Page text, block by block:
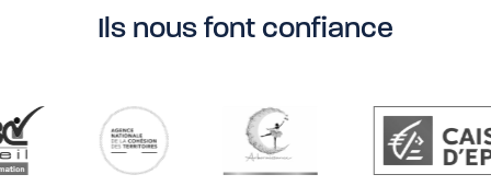
Ils nous font confiance